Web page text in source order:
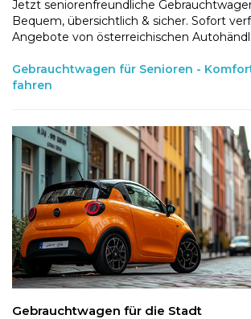
Jetzt seniorenfreundliche
Bequem, übersichtlich & sicher. Sofort
Angebote von österreichischen
Gebrauchtwagen für Senioren -
fahren
Gebrauchtwagen für die Stadt